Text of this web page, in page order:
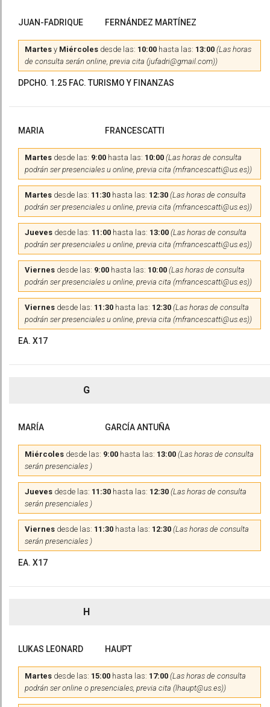
JUAN-FADRIQUE FERNÁNDEZ MARTÍNEZ
Martes y Miércoles desde las: 10:00 hasta las: 13:00 (Las horas
de consulta serán online, previa cita (jufadri@gmail.com))
DPCHO. 1.25 FAC. TURISMO Y FINANZAS
MARIA FRANCESCATTI
Martes desde las: 9:00 hasta las: 10:00 (Las horas de consulta
podrán ser presenciales u online, previa cita (mfrancescatti@us.es))
Martes desde las: 11:30 hasta las: 12:30 (Las horas de consulta
podrán ser presenciales u online, previa cita (mfrancescatti@us.es))
Jueves desde las: 11:00 hasta las: 13:00 (Las horas de consulta
podrán ser presenciales u online, previa cita (mfrancescatti@us.es))
Viernes desde las: 9:00 hasta las: 10:00 (Las horas de consulta
podrán ser presenciales u online, previa cita (mfrancescatti@us.es))
Viernes desde las: 11:30 hasta las: 12:30 (Las horas de consulta
podrán ser presenciales u online, previa cita (mfrancescatti@us.es))
EA. X17
G
MARÍA GARCÍA ANTUÑA
Miércoles desde las: 9:00 hasta las: 13:00 (Las horas de consulta
serán presenciales )
Jueves desde las: 11:30 hasta las: 12:30 (Las horas de consulta
serán presenciales )
Viernes desde las: 11:30 hasta las: 12:30 (Las horas de consulta
serán presenciales )
EA. X17
H
LUKAS LEONARD HAUPT
Martes desde las: 15:00 hasta las: 17:00 (Las horas de consulta
podrán ser online o presenciales, previa cita (lhaupt@us.es))